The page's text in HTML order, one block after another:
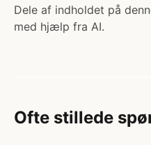
Dele af indholdet på
med hjælp fra AI.
Ofte stillede